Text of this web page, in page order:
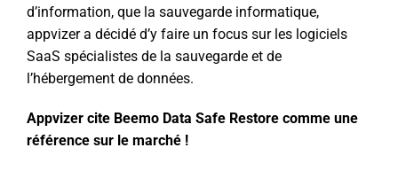
d’information, que la sauvegarde informatique,
appvizer a décidé d’y faire un focus sur les logiciels
SaaS spécialistes de la sauvegarde et de
l’hébergement de données.
Appvizer cite Beemo Data Safe Restore comme une
référence sur le marché !